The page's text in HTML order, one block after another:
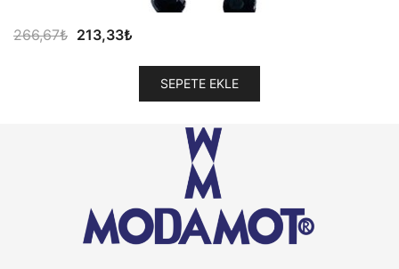
266,67₺ Orijinal
213,33₺
fiyat:
213,33₺.
SEPETE EKLE